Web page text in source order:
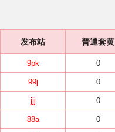
发布站 普通套黄
9pk 0
99j 0
jjj 0
88a 0